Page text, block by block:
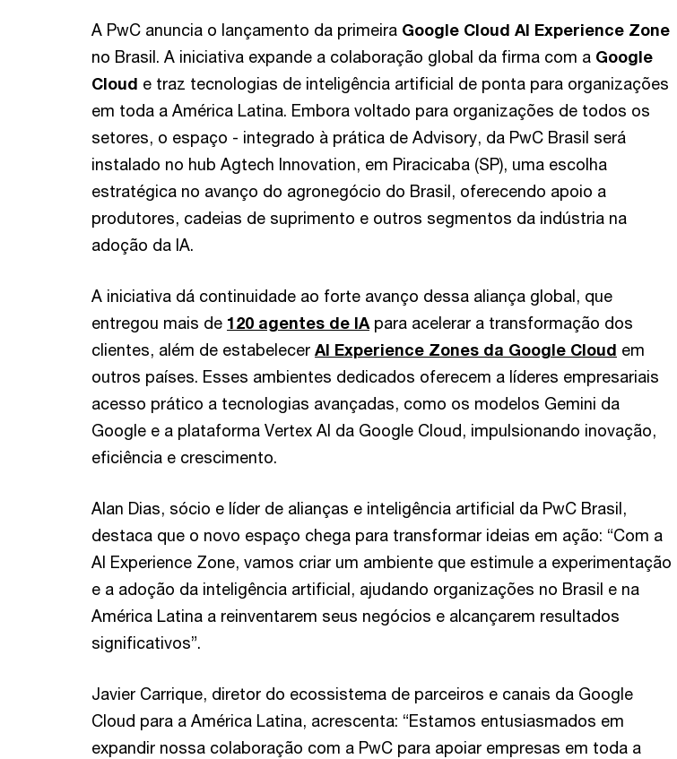
A PwC anuncia o lançamento da primeira Google Cloud AI Experience Zone
no Brasil. A iniciativa expande a colaboração global da firma com a Google
Cloud e traz tecnologias de inteligência artificial de ponta para organizações
em toda a América Latina. Embora voltado para organizações de todos os
setores, o espaço - integrado à prática de Advisory, da PwC Brasil será
instalado no hub Agtech Innovation, em Piracicaba (SP), uma escolha
estratégica no avanço do agronegócio do Brasil, oferecendo apoio a
produtores, cadeias de suprimento e outros segmentos da indústria na
adoção da IA.
A iniciativa dá continuidade ao forte avanço dessa aliança global, que
entregou mais de 120 agentes de IA para acelerar a transformação dos
clientes, além de estabelecer AI Experience Zones da Google Cloud em
outros países. Esses ambientes dedicados oferecem a líderes empresariais
acesso prático a tecnologias avançadas, como os modelos Gemini da
Google e a plataforma Vertex AI da Google Cloud, impulsionando inovação,
eficiência e crescimento.
Alan Dias, sócio e líder de alianças e inteligência artificial da PwC Brasil,
destaca que o novo espaço chega para transformar ideias em ação: “Com a
AI Experience Zone, vamos criar um ambiente que estimule a experimentação
e a adoção da inteligência artificial, ajudando organizações no Brasil e na
América Latina a reinventarem seus negócios e alcançarem resultados
significativos”.
Javier Carrique, diretor do ecossistema de parceiros e canais da Google
Cloud para a América Latina, acrescenta: “Estamos entusiasmados em
expandir nossa colaboração com a PwC para apoiar empresas em toda a